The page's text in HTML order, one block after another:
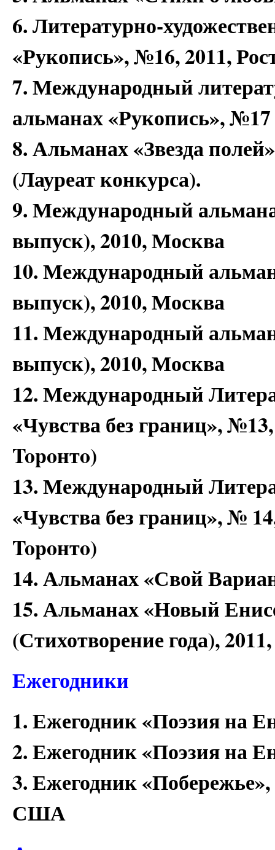
6. Литературно-
«Рукопись», №16, 2011,
7. Международный
альманах «Рукопись»,
8. Альманах «Звезда
(Лауреат конкурса).
9. Международный
выпуск), 2010, Москва
10. Международный
выпуск), 2010, Москва
11. Международный
выпуск), 2010, Москва
12. Международный
«Чувства без границ»,
Topoнтo)
13. Международный
«Чувства без границ»,
Topoнтo)
14. Альманах «Свой
15. Альманах «Новый
(Стихотворение года),
Ежегодники
1. Ежегодник «Поэзия на
2. Ежегодник «Поэзия на
3. Ежегодник
США